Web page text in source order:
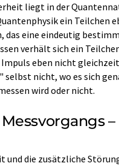
liegt in der
ein Teilchen
eine eindeutig
verhält sich ein
eben nicht
selbst nicht, wo es sich
wird oder nicht.
–
die zusätzliche